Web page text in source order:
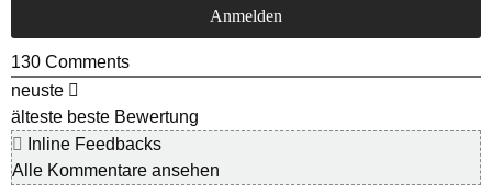
130 Comments
neuste
älteste beste Bewertung
Inline Feedbacks
Alle Kommentare ansehen